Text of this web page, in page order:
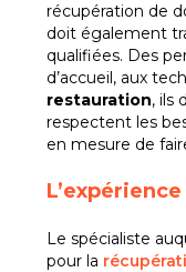
récupération de
doit également
qualifiées. Des
d’accueil, aux
restauration, ils
respectent les
en mesure de
Le spécialiste
pour la